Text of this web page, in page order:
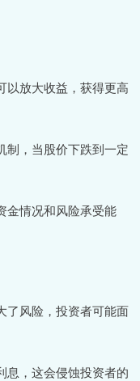
以放大收益，获得更高
制，当股价下跌到一定
金情况和风险承受能
了风险，投资者可能面
息，这会侵蚀投资者的